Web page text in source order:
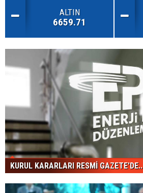
ALTIN
6659.71
KURUL KARARLARI RESMİ GAZETE'DE..